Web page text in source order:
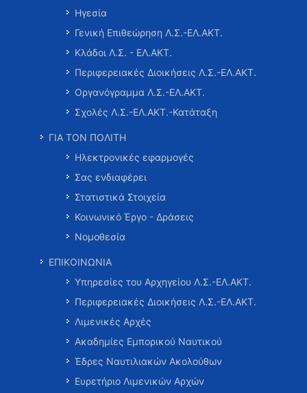
Ηγεσία
Γενική Επιθεώρηση Λ.Σ.-ΕΛ.ΑΚΤ.
Κλάδοι Λ.Σ. - ΕΛ.ΑΚΤ.
Περιφερειακές Διοικήσεις Λ.Σ.-ΕΛ.ΑΚΤ.
Οργανόγραμμα Λ.Σ.-ΕΛ.ΑΚΤ.
Σχολές Λ.Σ.-ΕΛ.ΑΚΤ.-Κατάταξη
ΓΙΑ ΤΟΝ ΠΟΛΙΤΗ
Ηλεκτρονικές εφαρμογές
Σας ενδιαφέρει
Στατιστικά Στοιχεία
Κοινωνικό Έργο - Δράσεις
Νομοθεσία
ΕΠΙΚΟΙΝΩΝΙΑ
Υπηρεσίες του Αρχηγείου Λ.Σ.-ΕΛ.ΑΚΤ.
Περιφερειακές Διοικήσεις Λ.Σ.-ΕΛ.ΑΚΤ.
Λιμενικές Αρχές
Ακαδημίες Εμπορικού Ναυτικού
Έδρες Ναυτιλιακών Ακολούθων
Ευρετήριο Λιμενικών Αρχών